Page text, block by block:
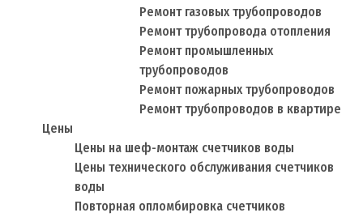
Ремонт газовых трубопроводов
Ремонт трубопровода отопления
Ремонт промышленных
трубопроводов
Ремонт пожарных трубопроводов
Ремонт трубопроводов в квартире
Цены
Цены на шеф-монтаж счетчиков воды
Цены технического обслуживания счетчиков
воды
Повторная опломбировка счетчиков